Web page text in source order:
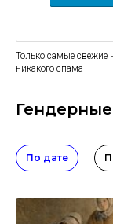
Только самые свежие
никакого спама
По дате